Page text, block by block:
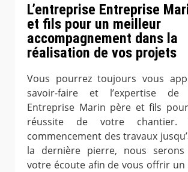
L’entreprise Entreprise
et fils pour un meilleur
accompagnement dans la
réalisation de vos projets
Vous pourrez toujours vous
savoir-faire et l’expertise de
Entreprise Marin père et fils
réussite de votre chantier.
commencement des travaux
la dernière pierre, nous
votre écoute afin de vous offrir un